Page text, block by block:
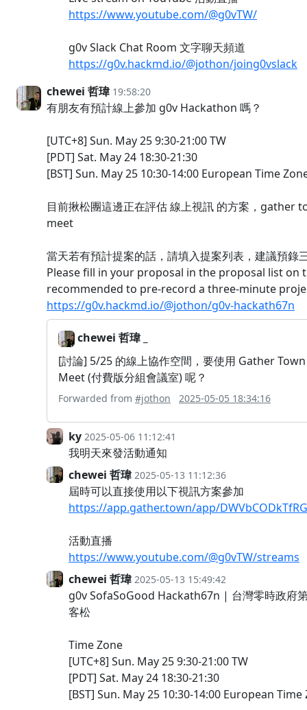
https://www.youtube.com/@g0vTW/
g0v Slack Chat Room 文字聊天頻道
https://g0v.hackmd.io/@jothon/joing0vslack
chewei 哲瑋 19:58:20
有朋友有預計線上參加 g0v Hackathon 嗎？
[UTC+8] Sun. May 25 9:30-21:00 TW
[PDT] Sat. May 24 18:30-21:30
[BST] Sun. May 25 10:30-14:00 European Time
目前揪松團這邊正在評估 線上視訊 的方案，gather
meet
當天若有預計提案的話，請填入提案列表，建議預錄
Please fill in your proposal in the proposal list on
recommended to pre-record a three-minute
https://g0v.hackmd.io/@jothon/g0v-hackath67n
chewei 哲瑋 _
[討論] 5/25 的線上協作空間，要使用 Gather
Meet (付費版分組會議室) 呢？
Forwarded from #jothon 2025-05-05 18:34:16
ky 2025-05-06 11:12:41
我明天來發活動通知
chewei 哲瑋 2025-05-13 11:12:36
屆時可以直接使用以下視訊方案參加
https://app.gather.town/app/
活動直播
https://www.youtube.com/@g0vTW/streams
chewei 哲瑋 2025-05-13 15:49:42
g0v SofaSoGood Hackath67n | 台灣零時政府
客松
Time Zone
[UTC+8] Sun. May 25 9:30-21:00 TW
[PDT] Sat. May 24 18:30-21:30
[BST] Sun. May 25 10:30-14:00 European Time